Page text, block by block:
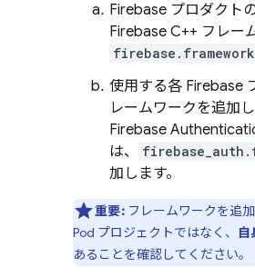
Firebase プロダクト
Firebase C++ フレー
firebase.framework
使用する各 Firebase
レームワークを追加
Firebase
は、
加します。
重要:フレームワークを追
Pod プロジェクトではなく、
自
あることを確認してください。